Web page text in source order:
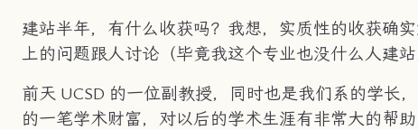
建站半年，有什么收获吗？我想，实质性的收获确
上的问题跟人讨论（毕竟我这个专业也没什么人建
前天 UCSD 的一位副教授，同时也是我们系的学长
的一笔学术财富，对以后的学术生涯有非常大的帮